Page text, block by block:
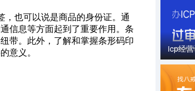
，也可以说是商品的身份证。通
信息等方面起到了重要作用。条
带。此外，了解和掌握条形码印
意义。
icp经